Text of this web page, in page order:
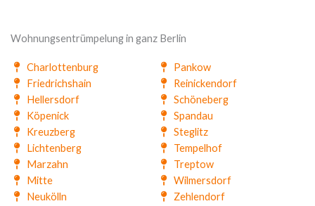
Wohnungsentrümpelung in ganz Berlin
Charlottenburg
Friedrichshain
Hellersdorf
Köpenick
Kreuzberg
Lichtenberg
Marzahn
Mitte
Neukölln
Pankow
Reinickendorf
Schöneberg
Spandau
Steglitz
Tempelhof
Treptow
Wilmersdorf
Zehlendorf